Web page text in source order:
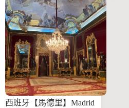
西班牙【馬德里】Madrid